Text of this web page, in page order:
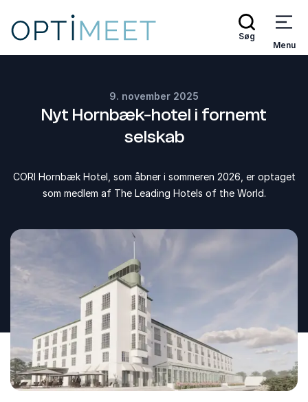
Søg
Menu
9. november 2025
Nyt Hornbæk-hotel i fornemt
selskab
CORI Hornbæk Hotel, som åbner i sommeren 2026, er optaget
som medlem af The Leading Hotels of the World.